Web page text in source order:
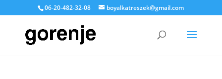
06-20-482-32-08 boyalkatreszek@gmail.com